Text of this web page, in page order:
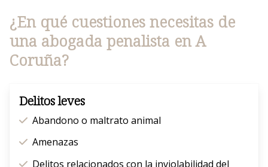
¿En qué cuestiones necesitas de
una abogada penalista en A
Coruña?
Delitos leves
Abandono o maltrato animal
Amenazas
Delitos relacionados con la inviolabilidad del